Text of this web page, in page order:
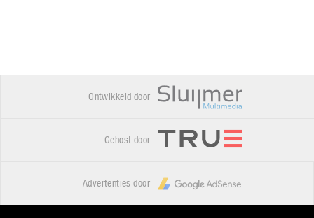
Ontwikkeld door
Gehost door
Advertenties door